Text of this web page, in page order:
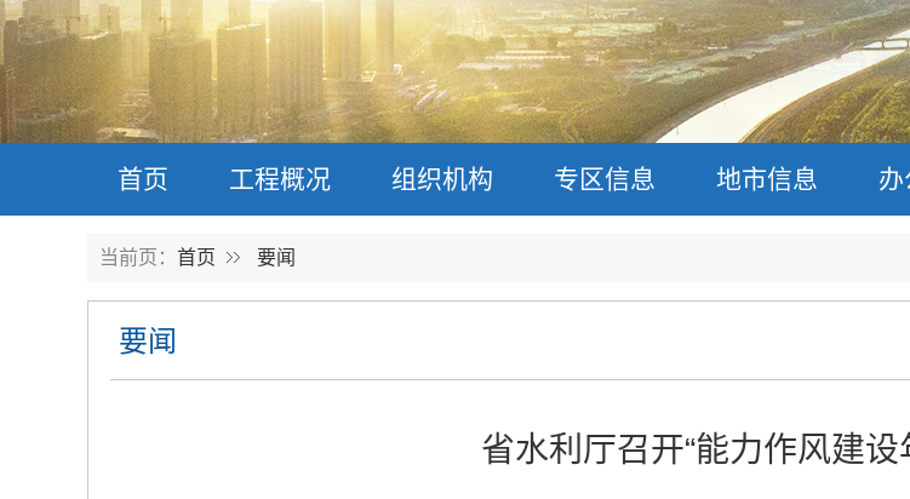
首页 工程概况 组织机构 专区信息 地市信息 办
当前页： 首页 要闻
要闻
省水利厅召开“能力作风建设